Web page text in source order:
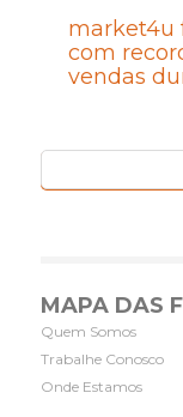
market4u
com
vendas
MAPA DAS
Quem Somos
Trabalhe Conosco
Onde Estamos